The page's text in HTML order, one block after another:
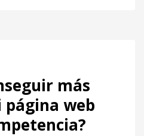
más
página web